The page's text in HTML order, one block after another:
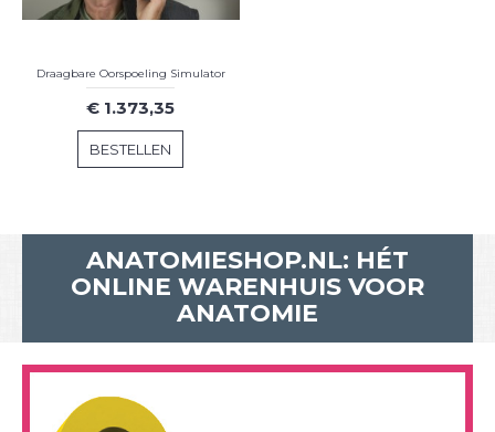
Draagbare Oorspoeling Simulator
€ 1.373,35
BESTELLEN
ANATOMIESHOP.NL: HÉT
ONLINE WARENHUIS VOOR
ANATOMIE